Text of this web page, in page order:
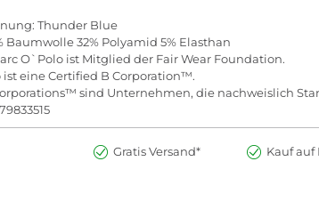
Thunder Blue
Baumwolle 32% Polyamid 5% Elasthan
O`Polo ist Mitglied der Fair Wear Foundation.
ist eine Certified B Corporation™.
sind Unternehmen, die nachweislich
Gratis Versand* Kauf auf